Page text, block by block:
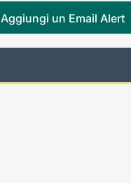
Aggiungi un Email Alert